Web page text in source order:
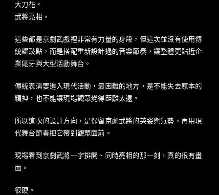
大刀花。
武將亮相。
這些都是京劇武戲裡非常有力量的身段，但這次並沒有使用傳
統鑼鼓點，而是搭配重新設計過的音樂節奏，讓整體更貼近企
業尾牙與大型活動舞台。
傳統表演要進入現代活動，最困難的地方，是不能失去原本的
精神，也不能讓現場觀眾覺得距離太遠。
所以這次的設計方向，是保留京劇武將的英姿與氣勢，再用現
代舞台節奏把它帶到觀眾面前。
現場看到京劇武將一字排開、同時亮相的那一刻，真的很有畫
面。
很硬。